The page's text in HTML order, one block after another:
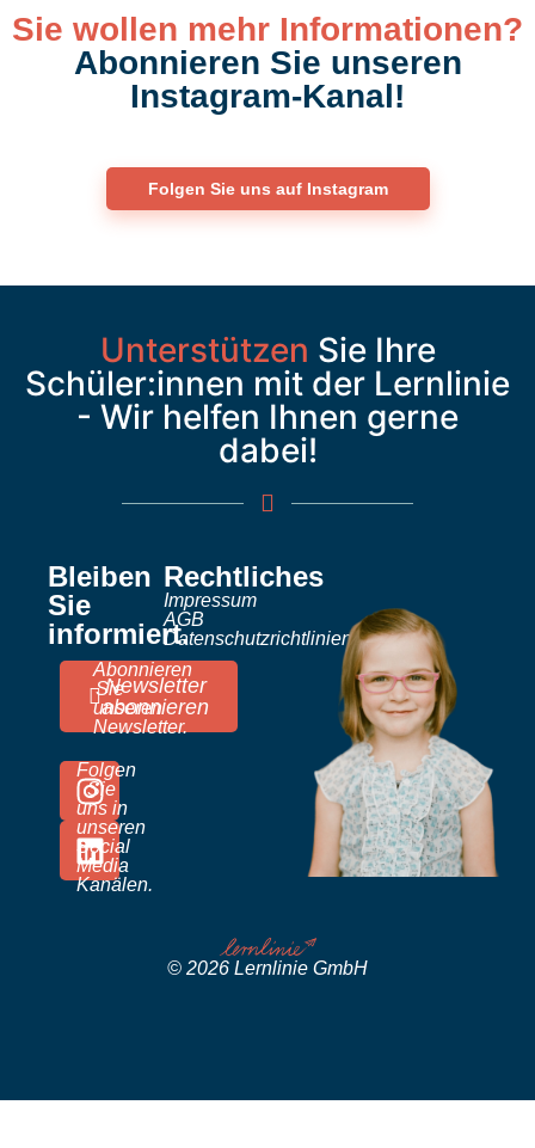
Sie wollen mehr Informationen?
Abonnieren Sie unseren
Instagram-Kanal!
Folgen Sie uns auf Instagram
Unterstützen Sie Ihre
Schüler:innen mit der Lernlinie
- Wir helfen Ihnen gerne
dabei!
Bleiben
Sie
informiert.
Newsletter
abonnieren
Abonnieren
Sie
unseren
Newsletter.
Folgen
Sie
uns in
unseren
Social
Media
Kanälen.
Rechtliches
Impressum
AGB
Datenschutzrichtlinien
© 2026 Lernlinie GmbH